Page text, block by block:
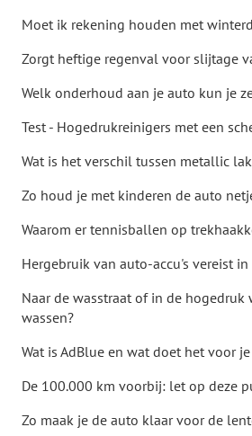
Moet ik rekening houden met
Zorgt heftige regenval voor slijtage
Welk onderhoud aan je auto kun je
Test - Hogedrukreinigers met een
Wat is het verschil tussen metallic
Zo houd je met kinderen de auto
Waarom er tennisballen op
Hergebruik van auto-accu's vereist
Naar de wasstraat of in de hogedruk
wassen?
Wat is AdBlue en wat doet het voor
De 100.000 km voorbij: let op deze
Zo maak je de auto klaar voor de